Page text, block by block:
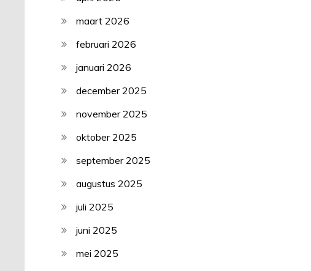
maart 2026
februari 2026
januari 2026
december 2025
november 2025
oktober 2025
september 2025
augustus 2025
juli 2025
juni 2025
mei 2025